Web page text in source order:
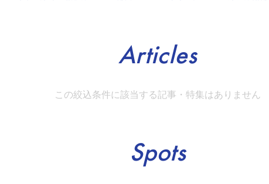
Articles
この絞込条件に該当する記事・特集はありません
Spots